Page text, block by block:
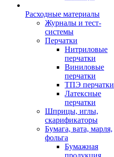
Расходные материалы
Журналы и тест-
системы
Перчатки
Нитриловые
перчатки
Виниловые
перчатки
ТПЭ перчатки
Латексные
перчатки
Шприцы, иглы,
скарификаторы
Бумага, вата, марля,
фольга
Бумажная
продукция